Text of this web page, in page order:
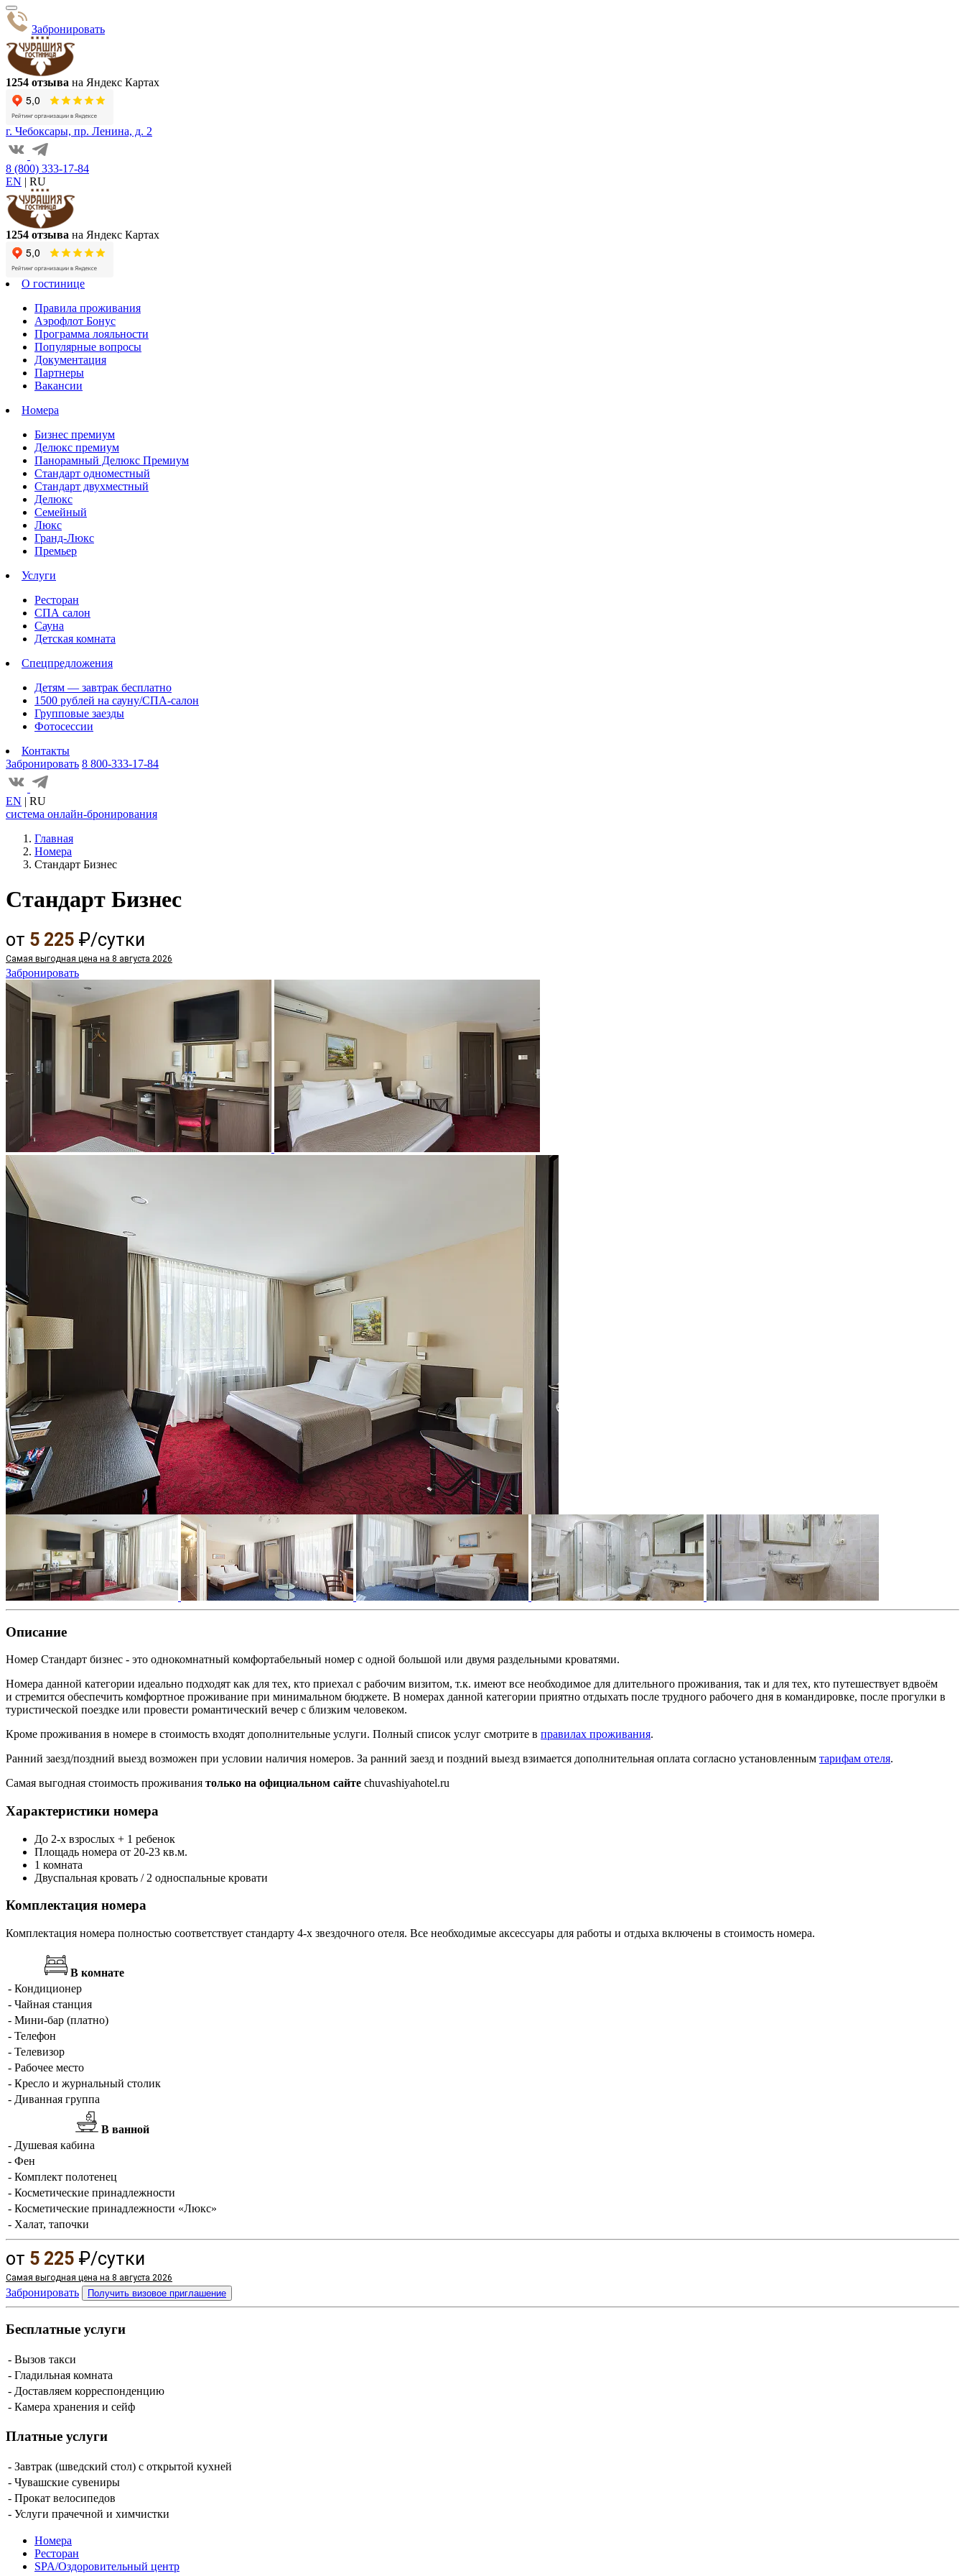
Забронировать
1254 отзыва на Яндекс Картах
г. Чебоксары, пр. Ленина, д. 2
8 (800) 333-17-84
EN | RU
1254 отзыва на Яндекс Картах
О гостинице
Правила проживания
Аэрофлот Бонус
Программа лояльности
Популярные вопросы
Документация
Партнеры
Вакансии
Номера
Бизнес премиум
Делюкс премиум
Панорамный Делюкс Премиум
Стандарт одноместный
Стандарт двухместный
Делюкс
Семейный
Люкс
Гранд-Люкс
Премьер
Услуги
Ресторан
СПА салон
Сауна
Детская комната
Спецпредложения
Детям — завтрак бесплатно
1500 рублей на сауну/СПА-салон
Групповые заезды
Фотосессии
Контакты
Забронировать 8 800-333-17-84
EN | RU
система онлайн-бронирования
Главная
Номера
Стандарт Бизнес
Стандарт Бизнес
от 5 225 ₽/сутки
Самая выгодная цена на 8 августа 2026
Забронировать
Описание
Номер Стандарт бизнес - это однокомнатный комфортабельный номер с одной большой или двумя раздельными кроватями.
Номера данной категории идеально подходят как для тех, кто приехал с рабочим визитом, т.к. имеют все необходимое для длительного проживания, так и для тех, кто путешествует вдвоём
и стремится обеспечить комфортное проживание при минимальном бюджете. В номерах данной категории приятно отдыхать после трудного рабочего дня в командировке, после прогулки в
туристической поездке или провести романтический вечер с близким человеком.
Кроме проживания в номере в стоимость входят дополнительные услуги. Полный список услуг смотрите в правилах проживания.
Ранний заезд/поздний выезд возможен при условии наличия номеров. За ранний заезд и поздний выезд взимается дополнительная оплата согласно установленным тарифам отеля.
Самая выгодная стоимость проживания только на официальном сайте chuvashiyahotel.ru
Характеристики номера
До 2-х взрослых + 1 ребенок
Площадь номера от 20-23 кв.м.
1 комната
Двуспальная кровать / 2 односпальные кровати
Комплектация номера
Комплектация номера полностью соответствует стандарту 4-х звездочного отеля. Все необходимые аксессуары для работы и отдыха включены в стоимость номера.
В комнате
- Кондиционер
- Чайная станция
- Мини-бар (платно)
- Телефон
- Телевизор
- Рабочее место
- Кресло и журнальный столик
- Диванная группа
В ванной
- Душевая кабина
- Фен
- Комплект полотенец
- Косметические принадлежности
- Косметические принадлежности «Люкс»
- Халат, тапочки
от 5 225 ₽/сутки
Самая выгодная цена на 8 августа 2026
Забронировать Получить визовое приглашение
Бесплатные услуги
- Вызов такси
- Гладильная комната
- Доставляем корреспонденцию
- Камера хранения и сейф
Платные услуги
- Завтрак (шведский стол) с открытой кухней
- Чувашские сувениры
- Прокат велосипедов
- Услуги прачечной и химчистки
Номера
Ресторан
SPA/Оздоровительный центр